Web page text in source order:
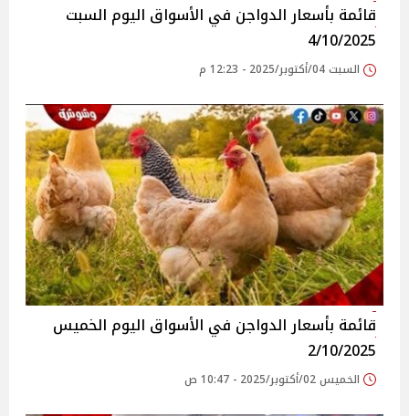
قائمة بأسعار الدواجن في الأسواق‎‎ اليوم السبت
4/10/2025
السبت 04/أكتوبر/2025 - 12:23 م
قائمة بأسعار الدواجن في الأسواق‎‎ اليوم الخميس
2/10/2025
الخميس 02/أكتوبر/2025 - 10:47 ص